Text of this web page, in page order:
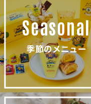
Seasonal
季節のメニュー